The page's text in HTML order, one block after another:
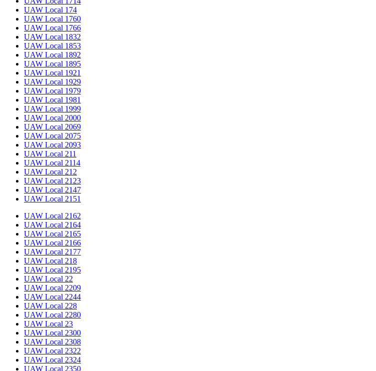
UAW Local 174
UAW Local 1760
UAW Local 1766
UAW Local 1832
UAW Local 1853
UAW Local 1892
UAW Local 1895
UAW Local 1921
UAW Local 1929
UAW Local 1979
UAW Local 1981
UAW Local 1999
UAW Local 2000
UAW Local 2069
UAW Local 2075
UAW Local 2093
UAW Local 211
UAW Local 2114
UAW Local 212
UAW Local 2123
UAW Local 2147
UAW Local 2151
UAW Local 2162
UAW Local 2164
UAW Local 2165
UAW Local 2166
UAW Local 2177
UAW Local 218
UAW Local 2195
UAW Local 22
UAW Local 2209
UAW Local 2244
UAW Local 228
UAW Local 2280
UAW Local 23
UAW Local 2300
UAW Local 2308
UAW Local 2322
UAW Local 2324
UAW Local 2350